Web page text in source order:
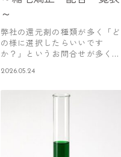
～
弊社の還元剤の種類が多く「ど
の様に選択したらいいです
か？」というお問合せが多くな
2026.05.24